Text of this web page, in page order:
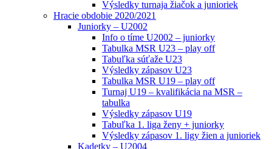
Výsledky turnaja žiačok a junioriek
Hracie obdobie 2020/2021
Juniorky – U2002
Info o tíme U2002 – juniorky
Tabulka MSR U23 – play off
Tabuľka súťaže U23
Výsledky zápasov U23
Tabulka MSR U19 – play off
Turnaj U19 – kvalifikácia na MSR –
tabulka
Výsledky zápasov U19
Tabuľka 1. liga ženy + juniorky
Výsledky zápasov 1. ligy žien a junioriek
Kadetky – U2004